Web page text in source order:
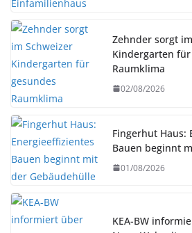
Zehnder sorgt
Kindergarten
Raumklima
02/08/2026
Fingerhut Haus:
Bauen beginnt
01/08/2026
KEA-BW